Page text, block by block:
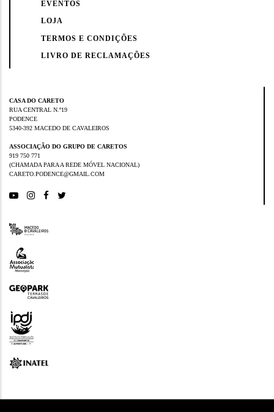
EVENTOS
LOJA
TERMOS E CONDIÇÕES
LIVRO DE RECLAMAÇÕES
CASA DO CARETO
RUA CENTRAL N.º19
PODENCE
5340-392 MACEDO DE CAVALEIROS
ASSOCIAÇÃO DO GRUPO DE CARETOS
919 750 771
(CHAMADA PARA A REDE MÓVEL NACIONAL)
CARETO.PODENCE@GMAIL.COM